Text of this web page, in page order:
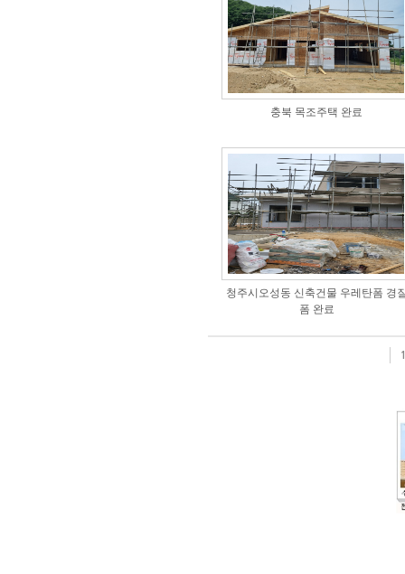
충북 목조주택 완료
청주시오성동 신축건물 우레탄폼 경
폼 완료
1